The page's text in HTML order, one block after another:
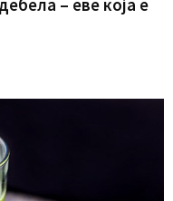
– еве која е